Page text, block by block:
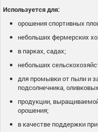
Используется для:
орошения спортивных
небольших фермерских
в парках, садах;
небольших
для промывки от пыли и
подсолнечника,
продукции,
орошения;
в качестве поддержки